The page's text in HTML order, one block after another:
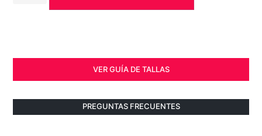
VER GUÍA DE TALLAS
PREGUNTAS FRECUENTES